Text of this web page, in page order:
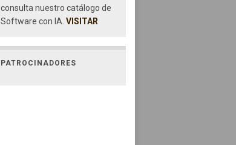
consulta nuestro catálogo de
Software con IA. VISITAR
PATROCINADORES